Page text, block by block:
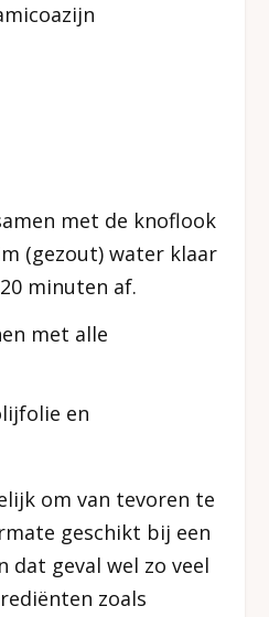
met de knoflook
(gezout) water klaar
minuten af.
met alle
en
om van tevoren te
geschikt bij een
dat geval wel zo veel
zoals